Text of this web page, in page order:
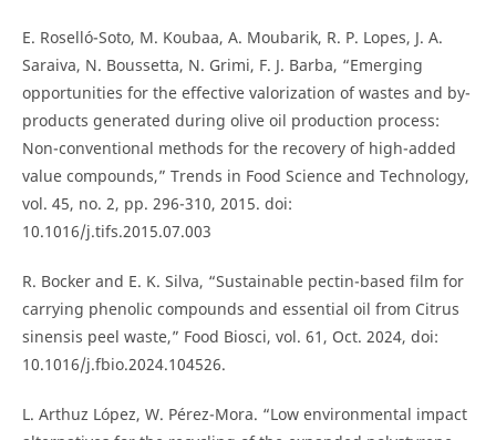
E. Roselló-Soto, M. Koubaa, A. Moubarik, R. P. Lopes, J. A.
Saraiva, N. Boussetta, N. Grimi, F. J. Barba, “Emerging
opportunities for the effective valorization of wastes and by-
products generated during olive oil production process:
Non-conventional methods for the recovery of high-added
value compounds,” Trends in Food Science and Technology,
vol. 45, no. 2, pp. 296-310, 2015. doi:
10.1016/j.tifs.2015.07.003
R. Bocker and E. K. Silva, “Sustainable pectin-based film for
carrying phenolic compounds and essential oil from Citrus
sinensis peel waste,” Food Biosci, vol. 61, Oct. 2024, doi:
10.1016/j.fbio.2024.104526.
L. Arthuz López, W. Pérez-Mora. “Low environmental impact